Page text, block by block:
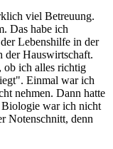
viel Betreuung.
Das habe ich
Lebenshilfe in der
der Hauswirtschaft.
ob ich alles richtig
Einmal war ich
nehmen. Dann hatte
war ich nicht
Notenschnitt, denn